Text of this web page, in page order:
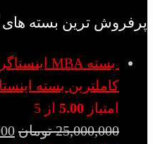
پرفروش ترین بسته
کاملترین بسته
امتیاز 5.00 از 5
25,000,000 تومان